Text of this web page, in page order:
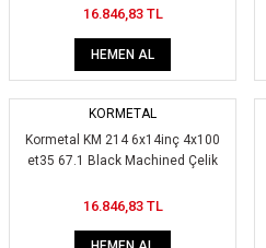
16.846,83 TL
HEMEN AL
KORMETAL
Kormetal KM 214 6x14inç 4x100
et35 67.1 Black Machined Çelik
16.846,83 TL